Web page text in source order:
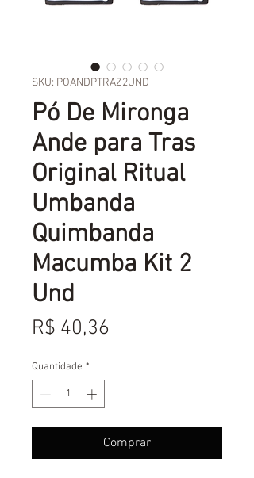
SKU: POANDPTRAZ2UND
Pó De Mironga
Ande para Tras
Original Ritual
Umbanda
Quimbanda
Macumba Kit 2
Und
R$ 40,36
Quantidade *
Comprar